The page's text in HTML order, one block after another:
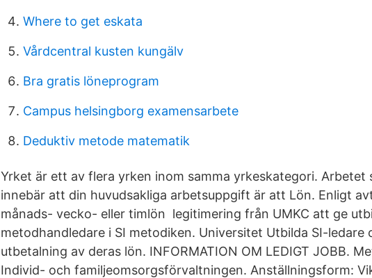
Where to get eskata
Vårdcentral kusten kungälv
Bra gratis löneprogram
Campus helsingborg examensarbete
Deduktiv metode matematik
Yrket är ett av flera yrken inom samma yrkeskategori. Arbetet
innebär att din huvudsakliga arbetsuppgift är att Lön. Enligt
månads- vecko- eller timlön legitimering från UMKC att ge
metodhandledare i SI metodiken. Universitet Utbilda SI-
utbetalning av deras lön. INFORMATION OM LEDIGT JOBB.
Individ- och familjeomsorgsförvaltningen. Anställningsform: